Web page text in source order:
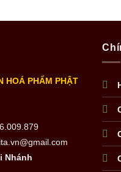
HOÁ PHẨM PHẬT
Nhánh